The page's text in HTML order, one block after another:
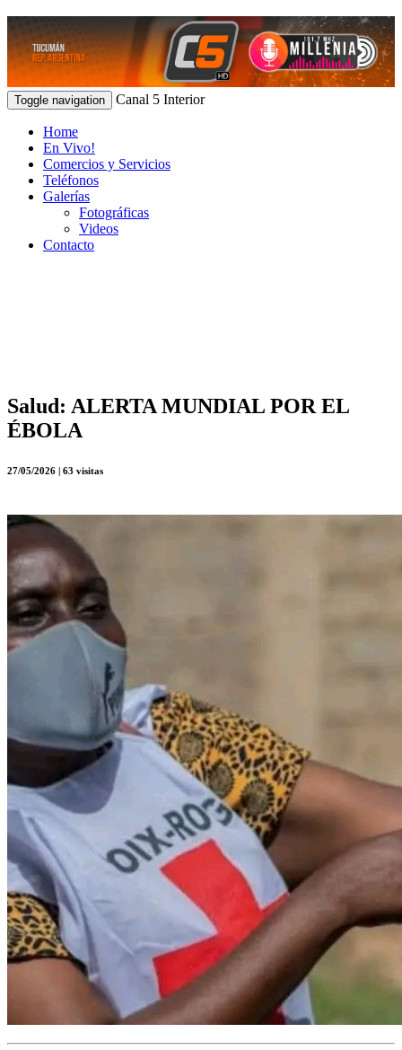
Toggle navigation Canal 5 Interior
Home
En Vivo!
Comercios y Servicios
Teléfonos
Galerías
Fotográficas
Videos
Contacto
Salud: ALERTA MUNDIAL POR EL
ÉBOLA
27/05/2026 | 63 visitas